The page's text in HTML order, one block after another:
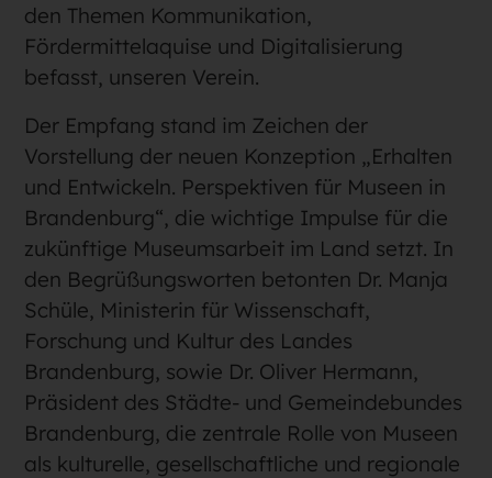
den Themen Kommunikation,
Fördermittelaquise und Digitalisierung
befasst, unseren Verein.
Der Empfang stand im Zeichen der
Vorstellung der neuen Konzeption „Erhalten
und Entwickeln. Perspektiven für Museen in
Brandenburg“, die wichtige Impulse für die
zukünftige Museumsarbeit im Land setzt. In
den Begrüßungsworten betonten Dr. Manja
Schüle, Ministerin für Wissenschaft,
Forschung und Kultur des Landes
Brandenburg, sowie Dr. Oliver Hermann,
Präsident des Städte- und Gemeindebundes
Brandenburg, die zentrale Rolle von Museen
als kulturelle, gesellschaftliche und regionale